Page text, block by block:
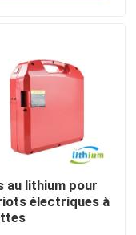
au lithium pour
électriques à